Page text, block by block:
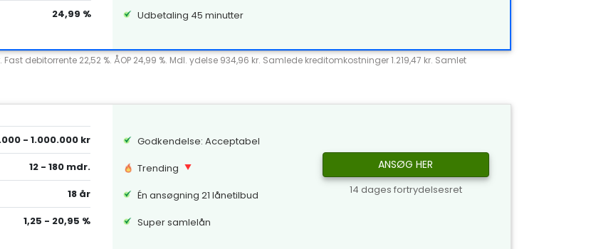
24,99 %
Udbetaling 45 minutter
debitorrente 22,52 %. ÅOP 24,99 %. Mdl. ydelse 934,96 kr. Samlede kreditomkostninger 1.219,47 kr. Samlet
- 1.000.000 kr
12 - 180 mdr.
18 år
1,25 - 20,95 %
Godkendelse: Acceptabel
Trending
Én ansøgning 21 lånetilbud
Super samlelån
ANSØG HER
14 dages fortrydelsesret